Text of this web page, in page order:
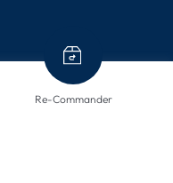
Re-Commander